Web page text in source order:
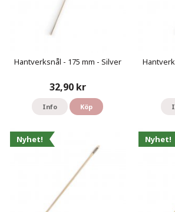
Hantverksnål - 175 mm - Silver
32,90 kr
Info Köp
Nyhet! Nyhet!